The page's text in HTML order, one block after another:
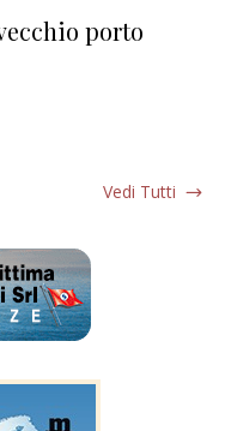
porto
Vedi Tutti